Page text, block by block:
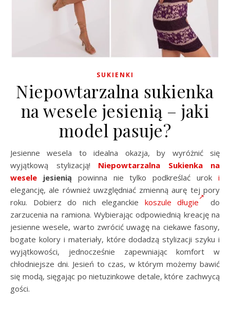
SUKIENKI
Niepowtarzalna sukienka
na wesele jesienią – jaki
model pasuje?
Jesienne wesela to idealna okazja, by wyróżnić się
wyjątkową stylizacją! Niepowtarzalna Sukienka na
wesele jesienią powinna nie tylko podkreślać uroki
elegancję, ale również uwzględniać zmienną aurę tej pory
roku. Dobierz do nich eleganckie koszule długie
do
zarzucenia na ramiona. Wybierając odpowiednią kreację na
jesienne wesele, warto zwrócić uwagę na ciekawe fasony,
bogate kolory i materiały, które dodadzą stylizacji szyku i
wyjątkowości, jednocześnie zapewniając komfort w
chłodniejsze dni. Jesień to czas, w którym możemy bawić
się modą, sięgając po nietuzinkowe detale, które zachwycą
gości.